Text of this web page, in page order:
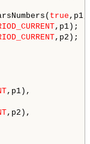
true
,p1);
,p2);
,p1),
,p2),